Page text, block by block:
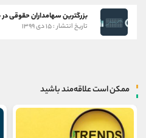
بزرگترین سهامداران حقوقی در
تاریخ انتشار : ۱۵ دی ۱۳۹۹
ممکن است علاقه‌مند باشید